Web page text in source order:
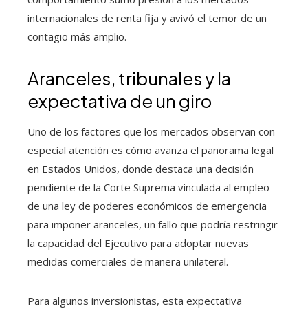
internacionales de renta fija y avivó el temor de un
contagio más amplio.
Aranceles, tribunales y la
expectativa de un giro
Uno de los factores que los mercados observan con
especial atención es cómo avanza el panorama legal
en Estados Unidos, donde destaca una decisión
pendiente de la Corte Suprema vinculada al empleo
de una ley de poderes económicos de emergencia
para imponer aranceles, un fallo que podría restringir
la capacidad del Ejecutivo para adoptar nuevas
medidas comerciales de manera unilateral.
Para algunos inversionistas, esta expectativa